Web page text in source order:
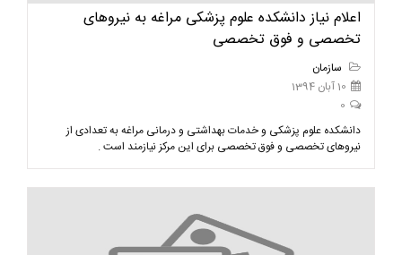
اعلام نیاز دانشکده علوم پزشکی مراغه به نیروهای
تخصصی و فوق تخصصی
سازمان
10 آبان 1394
0
دانشکده علوم پزشکی و خدمات بهداشتی و درمانی مراغه به تعدادی از
نیروهای تخصصی و فوق تخصصی برای این مرکز نیازمند است .